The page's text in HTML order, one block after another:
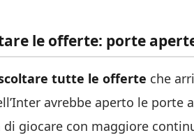
le offerte: porte
tutte le offerte che
avrebbe aperto le porte
giocare con maggiore